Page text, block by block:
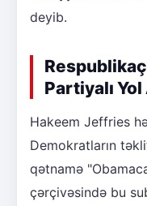
deyib.
Partiyalı Yol
Hakeem Jeffries
Demokratların
qətnamə
çərçivəsində bu